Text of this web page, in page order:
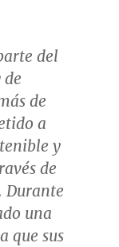
del
de
a
y
de
Durante
una
que sus